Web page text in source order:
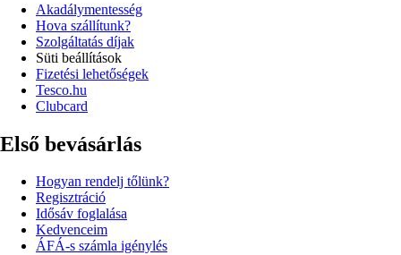
Akadálymentesség
Hova szállítunk?
Szolgáltatás díjak
Süti beállítások
Fizetési lehetőségek
Tesco.hu
Clubcard
Első bevásárlás
Hogyan rendelj tőlünk?
Regisztráció
Idősáv foglalása
Kedvenceim
ÁFÁ-s számla igénylés